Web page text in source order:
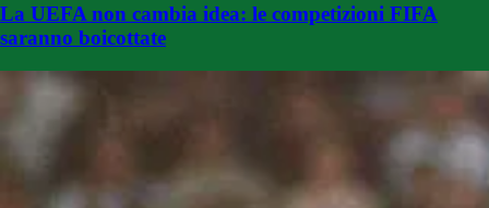
La UEFA non cambia idea: le competizioni FIFA
saranno boicottate